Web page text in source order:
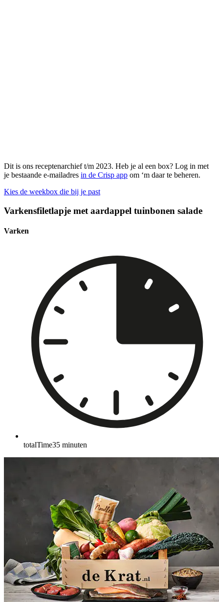
Dit is ons receptenarchief t/m 2023. Heb je al een box? Log in met
je bestaande e-mailadres in de Crisp app om ‘m daar te beheren.
Kies de weekbox die bij je past
Varkensfiletlapje met aardappel tuinbonen salade
Varken
totalTime35 minuten